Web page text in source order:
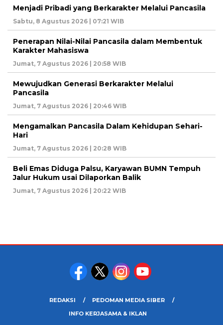
Menjadi Pribadi yang Berkarakter Melalui Pancasila
Sabtu, 8 Agustus 2026 | 07:21 WIB
Penerapan Nilai-Nilai Pancasila dalam Membentuk
Karakter Mahasiswa
Jumat, 7 Agustus 2026 | 20:58 WIB
Mewujudkan Generasi Berkarakter Melalui
Pancasila
Jumat, 7 Agustus 2026 | 20:46 WIB
Mengamalkan Pancasila Dalam Kehidupan Sehari-
Hari
Jumat, 7 Agustus 2026 | 20:28 WIB
Beli Emas Diduga Palsu, Karyawan BUMN Tempuh
Jalur Hukum usai Dilaporkan Balik
Jumat, 7 Agustus 2026 | 20:22 WIB
REDAKSI
PEDOMAN MEDIA SIBER
INFO KERJASAMA & IKLAN